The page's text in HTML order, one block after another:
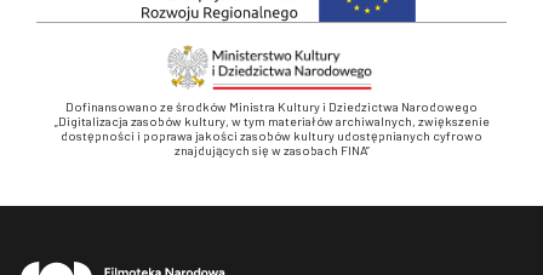
Dofinansowano ze środków Ministra Kultury i Dziedzictwa Narodowego
„Digitalizacja zasobów kultury, w tym materiałów archiwalnych, zwiększenie
dostępności i poprawa jakości zasobów kultury udostępnianych cyfrowo
znajdujących się w zasobach FINA”